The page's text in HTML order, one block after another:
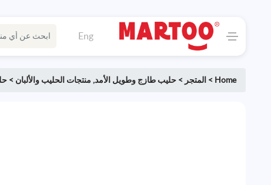
Eng
Home
> المتجر >حليب طازج وطويل الأمد, منتجات الحليب والألبان >